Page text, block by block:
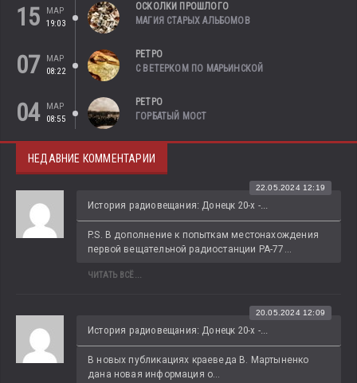
15
МАР
19:03
ОСКОЛКИ ПРОШЛОГО
МАГИЯ СТАРЫХ АЛЬБОМОВ
07
МАР
08:22
РЕТРО
С ВЕТЕРКОМ ПО МАРЬИНСКОЙ
04
МАР
08:55
РЕТРО
ГОРБАТЫЙ МОСТ
НЕДАВНИЕ КОММЕНТАРИИ
История радиовещания: Донецк 20-х -...
22.05.2024 12:19
P.S. В дополнение к попыткам местонахождения
первой вещательной радиостанции РА-77...
ЧИТАТЬ ВСЁ...
История радиовещания: Донецк 20-х -...
20.05.2024 12:09
В новых публикациях краеведа В. Мартыненко
дана новая информация о...